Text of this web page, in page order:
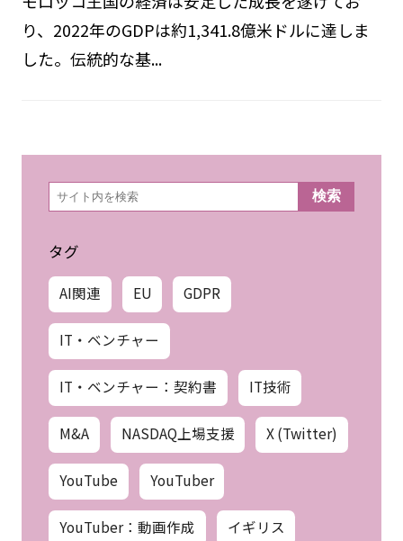
り、2022年のGDPは約1,341.8億米ドルに達しま
した。伝統的な基...
検
索 検索
タグ
AI関連 EU GDPR
IT・ベンチャー
IT・ベンチャー：契約書 IT技術
M&A NASDAQ上場支援 X (Twitter)
YouTube YouTuber
YouTuber：動画作成 イギリス